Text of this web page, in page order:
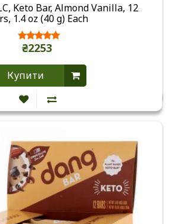
Keto Bar, Almond Vanilla, 12
1.4 oz (40 g) Each
₴2253
Купити